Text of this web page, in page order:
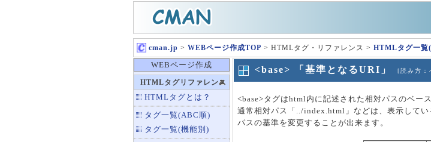
cman.jp > WEBページ作成TOP > HTMLタグ・リファレンス > HTMLタグ一覧
WEBページ作成
HTMLタグリファレンス
HTMLタグとは？
タグ一覧(ABC順)
タグ一覧(機能別)
<base> 「基準となるURI」 [読み方：
<base>タグはhtml内に記述された相対パスのベー
通常相対パス「../index.html」などは、表示して
パスの基準を変更することが出来ます。